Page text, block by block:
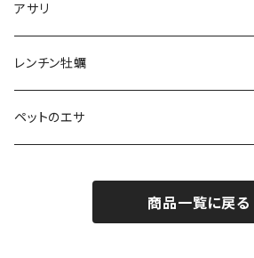
アサリ
レンチン牡蠣
ペットのエサ
商品一覧に戻る